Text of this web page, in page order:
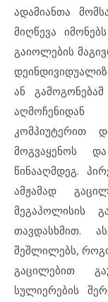
ადამიანთა
მიღწევა
გაიოლების
ან
კომპიუტერით
მოგვაყენოს
წინააღმდეგ.
ამჟამად
მეგაპოლისის
თავდასხმით.
შეშლილებს,
გაცილებით
სულიერების